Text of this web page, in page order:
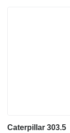
Caterpillar 303.5